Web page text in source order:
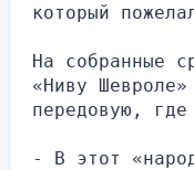
который
На собранные
«Ниву
передовую,
- В этот